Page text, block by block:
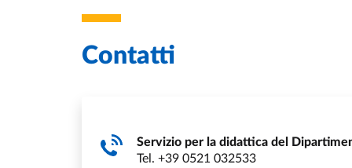
Contatti
Servizio per la didattica del
Tel. +39 0521 032533